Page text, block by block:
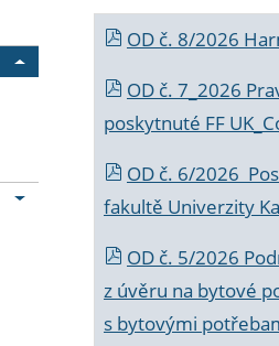
OD č. 8/2026
OD č. 7_2026
poskytnuté FF
OD č. 6/2026
fakultě Univerzity
OD č. 5/2026
z úvěru na bytové
s bytovými